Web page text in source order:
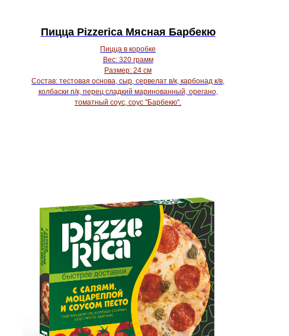
Пицца Pizzerica Мясная Барбекю
Пицца в коробке
Вес:320 грамм
Размер: 24 см
Состав: тестовая основа, сыр, сервелат в/к, карбонад к/в,
колбаски п/к, перец сладкий маринованный, орегано,
томатный соус, соус "Барбекю".